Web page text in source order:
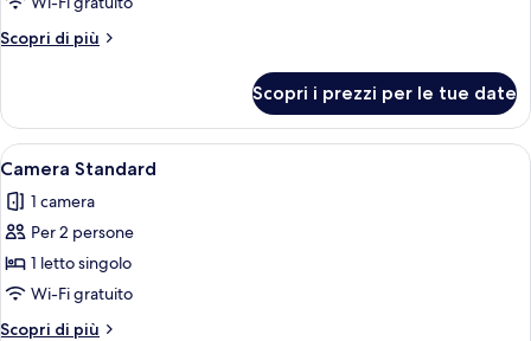
Standard,
1
queen,
accessibile
ai
disabili
Scopri di più
Altri
Standard,
letto
accessibile
ai
Scopri i prezzi per le tue date
Apri
tutte
le
foto
per
Camera
Standard
Una camera d'albergo con un letto
9
Camera Standard
1 camera
Per 2 persone
1 letto singolo
Wi-Fi gratuito
Scopri di più
Altri